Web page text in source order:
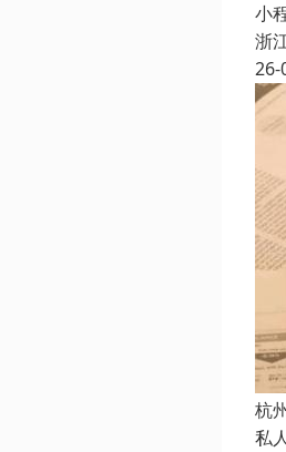
小
浙
26-
杭
私